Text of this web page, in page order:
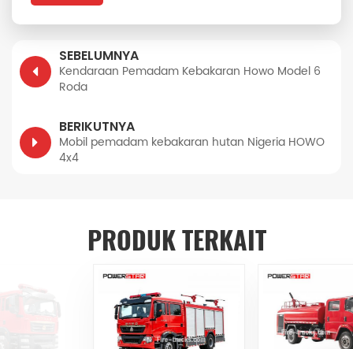
SEBELUMNYA
Kendaraan Pemadam Kebakaran Howo Model 6
Roda
BERIKUTNYA
Mobil pemadam kebakaran hutan Nigeria HOWO
4x4
PRODUK TERKAIT